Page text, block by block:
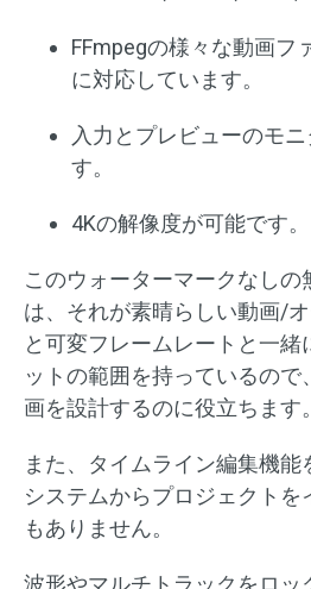
FFmpegの様々な動画フ
に対応しています。
入力とプレビューのモ
す。
4Kの解像度が可能です。
このウォーターマークなしの
は、それが素晴らしい動画/
と可変フレームレートと一緒
ットの範囲を持っているので
画を設計するのに役立ちます。
また、タイムライン編集機能
システムからプロジェクト
もありません。
波形やマルチトラックをロッ